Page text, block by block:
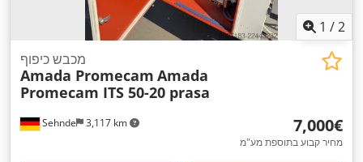
1 /2
Sehnde 3,117 km
מכבש כיפוף
Amada Promecam Amada
Promecam ITS 50-20 prasa
‏7,000 ‏€
מחיר קבוע בתוספת מע"מ